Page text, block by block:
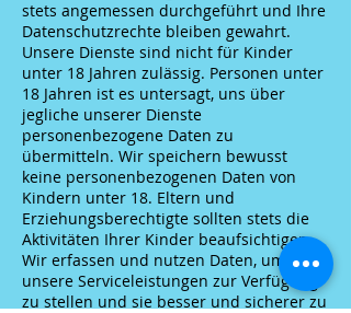
stets angemessen durchgeführt und Ihre
Datenschutzrechte bleiben gewahrt.
Unsere Dienste sind nicht für Kinder
unter 18 Jahren zulässig. Personen unter
18 Jahren ist es untersagt, uns über
jegliche unserer Dienste
personenbezogene Daten zu
übermitteln. Wir speichern bewusst
keine personenbezogenen Daten von
Kindern unter 18. Eltern und
Erziehungsberechtigte sollten stets die
Aktivitäten Ihrer Kinder beaufsichtigen.
Wir erfassen und nutzen Daten, um
unsere Serviceleistungen zur Verfügung
zu stellen und sie besser und sicherer zu